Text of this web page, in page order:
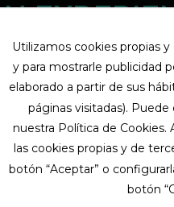
Utilizamos cookies propias
y para mostrarle publicidad
elaborado a partir de sus
páginas visitadas).
nuestra Política de
las cookies propias y de
botón “Aceptar” o
botón